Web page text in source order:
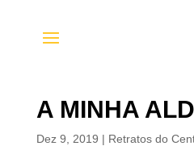
A MINHA
Dez 9, 2019 | Retratos do